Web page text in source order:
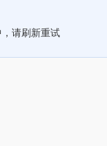
请刷新重试